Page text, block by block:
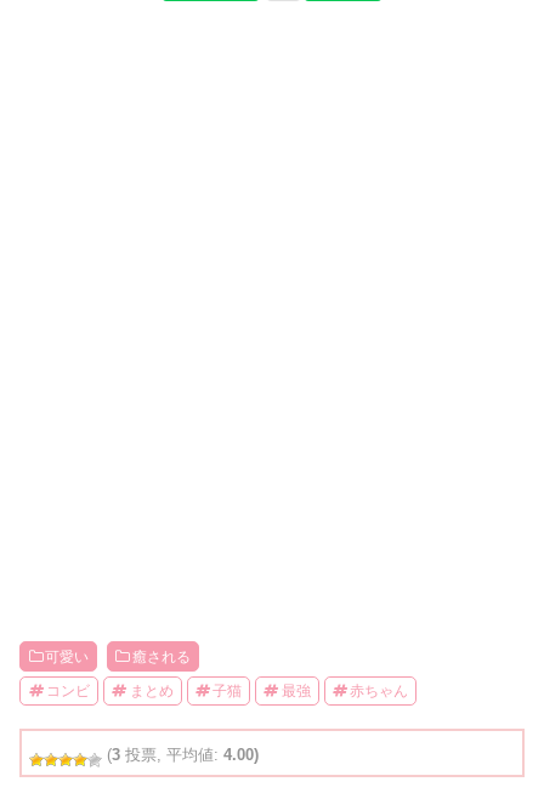
可愛い 癒される
コンビ まとめ 子猫 最強 赤ちゃん
(3 投票, 平均値:4.00)